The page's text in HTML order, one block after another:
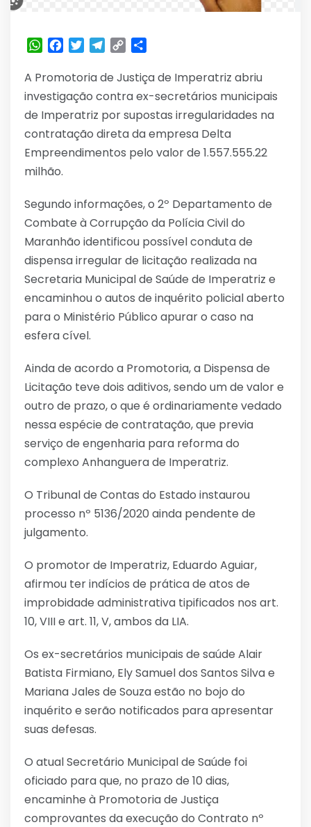
WhatsApp
Facebook
TwitterTelegram
Copy
A Promotoria de Justiça de Imperatriz abriu
investigação contra ex-secretários municipais
de Imperatriz por supostas irregularidades na
contratação direta da empresa Delta
Empreendimentos pelo valor de 1.557.555.22
milhão.
Segundo informações, o 2º Departamento de
Combate à Corrupção da Polícia Civil do
Maranhão identificou possível conduta de
dispensa irregular de licitação realizada na
Secretaria Municipal de Saúde de Imperatriz e
encaminhou o autos de inquérito policial aberto
para o Ministério Público apurar o caso na
esfera cível.
Ainda de acordo a Promotoria, a Dispensa de
Licitação teve dois aditivos, sendo um de valor e
outro de prazo, o que é ordinariamente vedado
nessa espécie de contratação, que previa
serviço de engenharia para reforma do
complexo Anhanguera de Imperatriz.
O Tribunal de Contas do Estado instaurou
processo nº 5136/2020 ainda pendente de
julgamento.
O promotor de Imperatriz, Eduardo Aguiar,
afirmou ter indícios de prática de atos de
improbidade administrativa tipificados nos art.
10, VIII e art. 11, V, ambos da LIA.
Os ex-secretários municipais de saúde Alair
Batista Firmiano, Ely Samuel dos Santos Silva e
Mariana Jales de Souza estão no bojo do
inquérito e serão notificados para apresentar
suas defesas.
O atual Secretário Municipal de Saúde foi
oficiado para que, no prazo de 10 dias,
encaminhe à Promotoria de Justiça
comprovantes da execução do Contrato nº